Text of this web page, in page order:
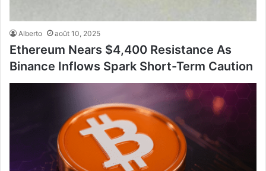
Alberto août 10, 2025
Ethereum Nears $4,400 Resistance As
Binance Inflows Spark Short-Term Caution